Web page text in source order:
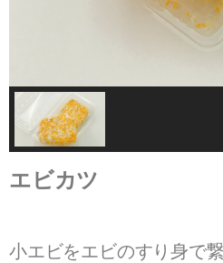
エビカツ
小エビをエビのすり身で